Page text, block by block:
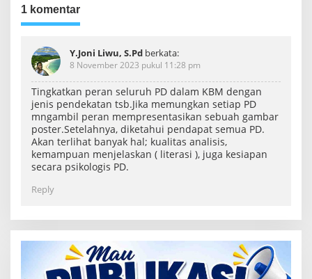
1 komentar
Y.Joni Liwu, S.Pd berkata:
8 November 2023 pukul 11:28 pm
Tingkatkan peran seluruh PD dalam KBM dengan
jenis pendekatan tsb.Jika memungkan setiap PD
mngambil peran mempresentasikan sebuah gambar
poster.Setelahnya, diketahui pendapat semua PD.
Akan terlihat banyak hal; kualitas analisis,
kemampuan menjelaskan ( literasi ), juga kesiapan
secara psikologis PD.
Reply